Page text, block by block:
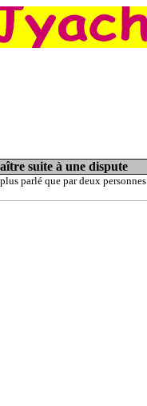
suite à une dispute
parlé que par deux